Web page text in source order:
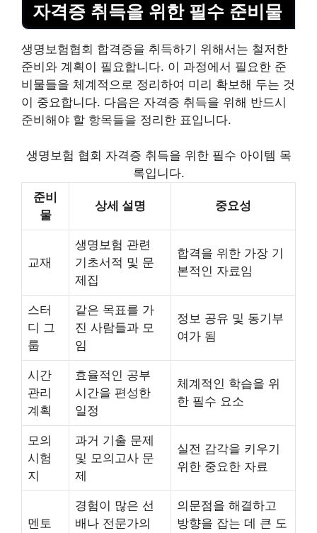
자격증 취득을 위한 필수 준비물
생명보험협회 합격증을 취득하기 위해서는 철저한
준비와 계획이 필요합니다. 이 과정에서 필요한 준
비물들을 체계적으로 정리하여 미리 확보해 두는 것
이 중요합니다. 다음은 자격증 취득을 위해 반드시
준비해야 할 항목들을 정리한 표입니다.
생명보험 협회 자격증 취득을 위한 필수 아이템 목
록입니다.
준비
물
상세 설명 중요성
교재
생명보험 관련
기초서적 및 문
제집
합격을 위한 가장 기
본적인 자료임
스터
디 그
룹
같은 목표를 가
진 사람들과 모
임
정보 공유 및 동기부
여가 됨
시간
관리
계획
효율적인 공부
시간을 편성한
일정
체계적인 학습을 위
한 필수 요소
모의
시험
지
과거 기출 문제
및 모의고사 문
제
실전 감각을 키우기
위한 중요한 자료
멘토
경험이 많은 선
배나 전문가의
의문점을 해결하고
방향을 잡는 데 큰 도